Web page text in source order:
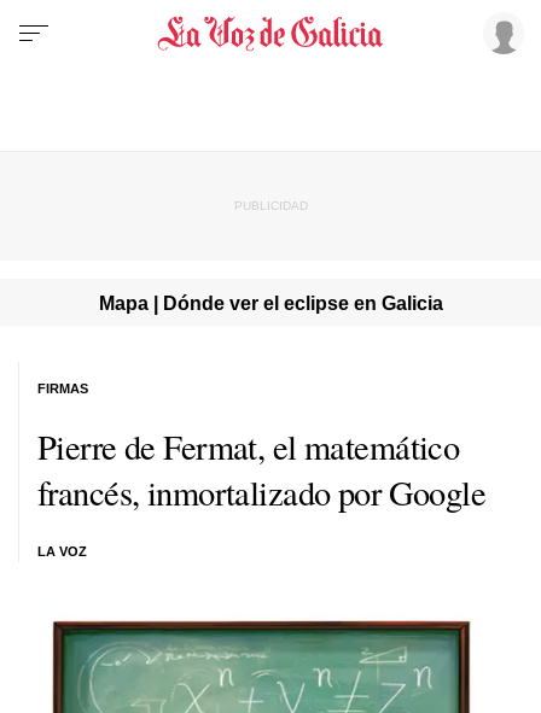
Mapa | Dónde ver el eclipse en Galicia
Pierre de Fermat, el matemático
francés, inmortalizado por Google
LA VOZ
FIRMAS